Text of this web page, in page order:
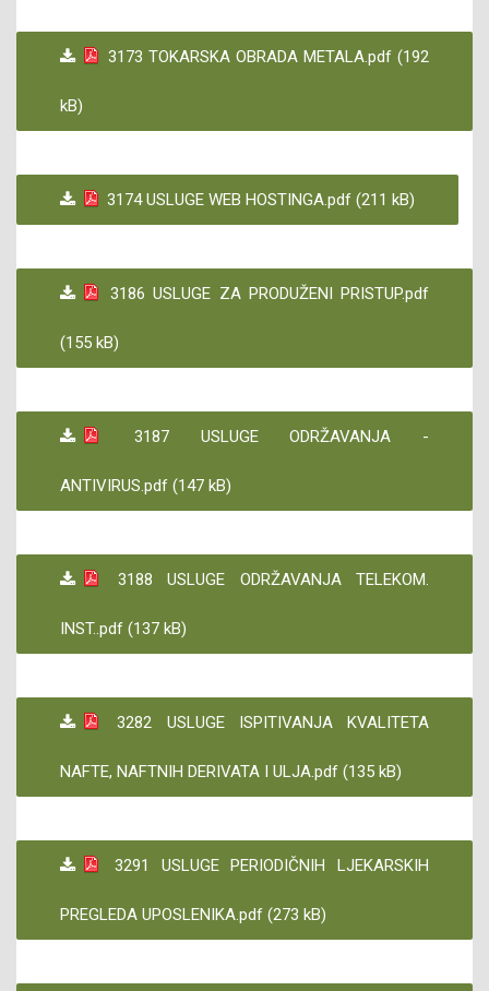
3173 TOKARSKA OBRADA METALA.pdf (192
kB)
3174 USLUGE WEB HOSTINGA.pdf (211 kB)
3186 USLUGE ZA PRODUŽENI PRISTUP.pdf
(155 kB)
3187 USLUGE ODRŽAVANJA -
ANTIVIRUS.pdf (147 kB)
3188 USLUGE ODRŽAVANJA TELEKOM.
INST..pdf (137 kB)
3282 USLUGE ISPITIVANJA KVALITETA
NAFTE, NAFTNIH DERIVATA I ULJA.pdf (135 kB)
3291 USLUGE PERIODIČNIH LJEKARSKIH
PREGLEDA UPOSLENIKA.pdf (273 kB)